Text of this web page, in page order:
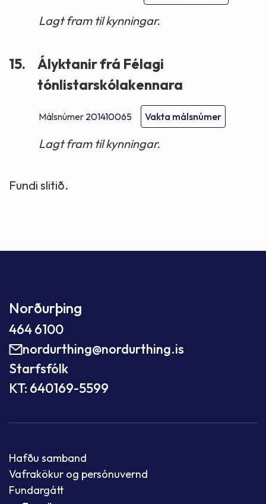
Lagt fram til kynningar.
15.
Ályktanir frá Félagi
tónlistarskólakennara
Málsnúmer 201410065 Vakta málsnúmer
Lagt fram til kynningar.
Fundi slitið.
Norðurþing
464 6100
nordurthing@nordurthing.is
Starfsfólk
KT: 640169-5599
Hafðu samband
Vafrakökur og persónuvernd
Fundargátt